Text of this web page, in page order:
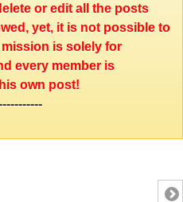
or edit all the posts
yet, it is not possible to
is solely for
every member is
own post!